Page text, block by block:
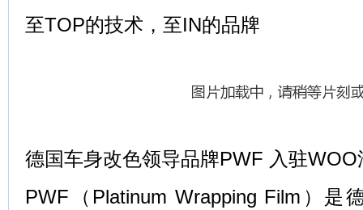
至TOP的技术，至IN的品牌
德国车身改色领导品牌PWF 入驻WOO
PWF（Platinum Wrapping Film）是